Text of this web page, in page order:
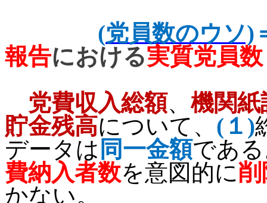
(党員数のウソ)
報告における実質党員
党費収入総額、機関紙
貯金残高について、 ( １ )
データは 同一金額であ
費納入者数を意図的に削
かない。